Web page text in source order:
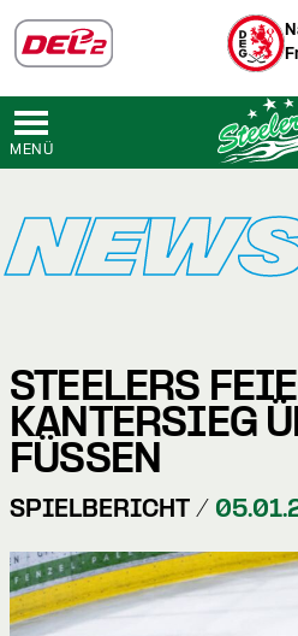
MENÜ
STEELERS
KANTERSIEG
FÜSSEN
SPIELBERICHT /